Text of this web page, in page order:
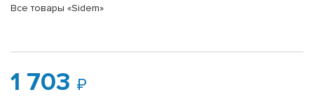
Все товары «Sidem»
1 703